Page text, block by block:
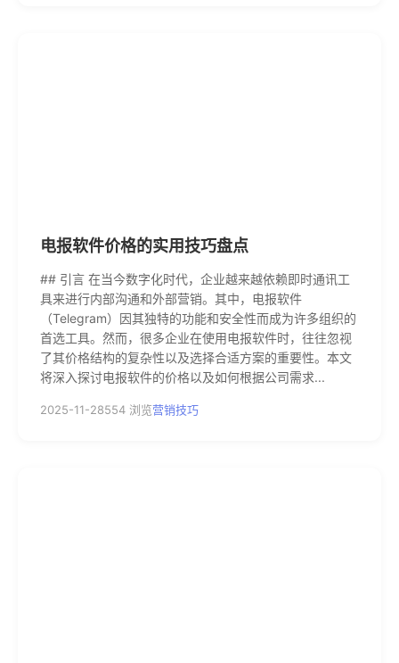
电报软件价格的实用技巧盘点
## 引言 在当今数字化时代，企业越来越依赖即时通讯工
具来进行内部沟通和外部营销。其中，电报软件
（Telegram）因其独特的功能和安全性而成为许多组织的
首选工具。然而，很多企业在使用电报软件时，往往忽视
了其价格结构的复杂性以及选择合适方案的重要性。本文
将深入探讨电报软件的价格以及如何根据公司需求...
2025-11-28554 浏览营销技巧